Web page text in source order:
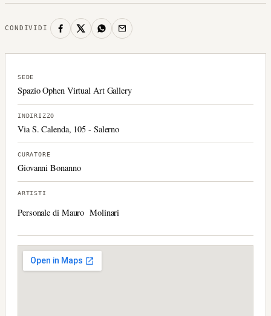
CONDIVIDI
SEDE
Spazio Ophen Virtual Art Gallery
INDIRIZZO
Via S. Calenda, 105 - Salerno
CURATORE
Giovanni Bonanno
ARTISTI
Personale di Mauro Molinari